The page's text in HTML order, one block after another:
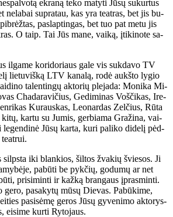
ek­ra­ną te­ko ma­ty­ti Jū­sų su­kur­tus
ne­la­bai su­pra­tau, kas yra te­at­ras, bet jis bu­
pa­slap­tin­gas, bet tuo pat me­tu jis
O taip. Tai Jūs ma­ne, vai­ką, įti­ki­no­te sa­
il­ga­me ko­ri­do­riaus ga­le vis suk­da­vo TV
lie­tu­viš­ką LTV ka­na­lą, ro­dė aukš­to ly­gio
ta­len­tin­gų ak­to­rių ple­ja­da: Mo­ni­ka Mi­
Cha­da­ra­vi­čius, Ge­di­mi­nas Voš­či­kas, Ire­
Ku­raus­kas, Le­o­nar­das Zel­čius, Rū­ta
kar­tu su Ju­mis, ger­bia­ma Gra­ži­na, vai­
le­gen­di­nė Jū­sų kar­ta, ku­ri pa­li­ko di­de­lį pėd­
silps­ta iki blan­kios, šil­tos žva­kių švie­sos. Ji
pa­bū­ti be pyk­čių, go­du­mų ar net
pri­si­min­ti ir kaž­ką bran­gaus įpras­min­ti.
ge­ro, pa­sa­ky­tų mū­sų Die­vas. Pa­bū­ki­me,
pa­si­sė­mę ge­ros Jū­sų gy­ve­ni­mo ak­to­rys­
ei­si­me kur­ti Ry­to­jaus.